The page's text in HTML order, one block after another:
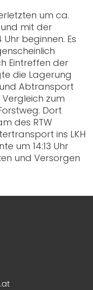
um ca.
und mit der
beginnen. Es
Eintreffen der
die Lagerung
Abtransport
zum
Dort
des RTW
ins LKH
um 14:13 Uhr
und Versorgen